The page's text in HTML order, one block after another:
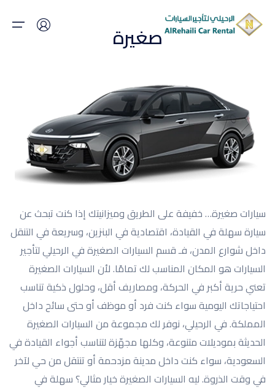
الرئيسية
من نحن
المقالات
اسطولنا
فروعنا
العروض
الوظائف
اتصل بنا
صغيرة
سيارات صغيرة… خفيفة على الطريق وميزانيتك إذا كنت تبحث عن
سيارة سهلة في القيادة، اقتصادية في البنزين، وسريعة في التنقل
داخل شوارع المدن، فـ قسم السيارات الصغيرة في الرحيلي لتأجير
السيارات هو المكان المناسب لك تمامًا. لأن السيارات الصغيرة
تعني حرية أكبر في الحركة، ومصاريف أقل، وحلول ذكية تناسب
احتياجاتك اليومية سواء كنت فرد أو موظف أو حتى سائح داخل
المملكة. في الرحيلي، نوفر لك مجموعة من السيارات الصغيرة
الحديثة بموديلات متنوعة، وكلها مجهّزة لتناسب أجواء القيادة في
السعودية، سواء كنت داخل مدينة مزدحمة أو تنتقل من حي لآخر
في وقت الذروة. ليه السيارات الصغيرة خيار مثالي؟ سهلة في